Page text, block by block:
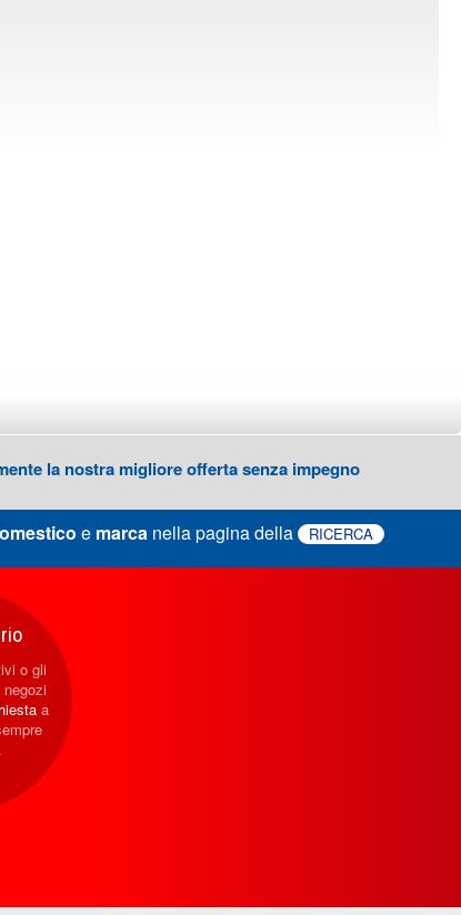
la nostra migliore offerta senza impegno
e marcanella pagina della RICERCA
o gli
a